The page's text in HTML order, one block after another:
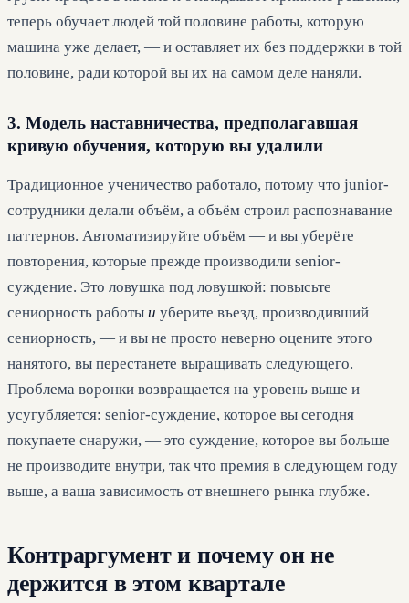
теперь обучает людей той половине работы, которую
машина уже делает, — и оставляет их без поддержки в той
половине, ради которой вы их на самом деле наняли.
3. Модель наставничества, предполагавшая
кривую обучения, которую вы удалили
Традиционное ученичество работало, потому что junior-
сотрудники делали объём, а объём строил распознавание
паттернов. Автоматизируйте объём — и вы уберёте
повторения, которые прежде производили senior-
суждение. Это ловушка под ловушкой: повысьте
сениорность работы и уберите въезд, производивший
сениорность, — и вы не просто неверно оцените этого
нанятого, вы перестанете выращивать следующего.
Проблема воронки возвращается на уровень выше и
усугубляется: senior-суждение, которое вы сегодня
покупаете снаружи, — это суждение, которое вы больше
не производите внутри, так что премия в следующем году
выше, а ваша зависимость от внешнего рынка глубже.
Контраргумент и почему он не
держится в этом квартале